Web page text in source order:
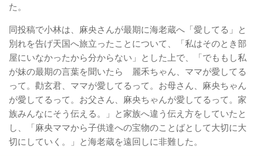
た。
同投稿で小林は、麻央さんが最期に海老蔵へ「愛してる」と
別れを告げ天国へ旅立ったことについて、「私はそのとき部
屋にいなかったから分からない」とした上で、「でももし私
が妹の最期の言葉を聞いたら 麗禾ちゃん、ママが愛してる
って。勸玄君、ママが愛してるって。お母さん、麻央ちゃん
が愛してるって。お父さん、麻央ちゃんが愛してるって。家
族みんなにそう伝える。」と家族へ違う伝え方をしていたと
し、「麻央ママから子供達への宝物のことばとして大切に大
切にしていく。」と海老蔵を遠回しに非難した。